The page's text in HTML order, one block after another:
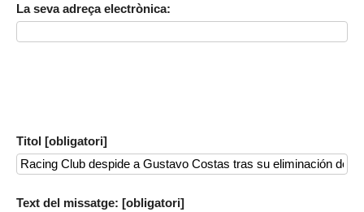
La seva adreça electrònica:
Titol [obligatori]
Text del missatge: [obligatori]